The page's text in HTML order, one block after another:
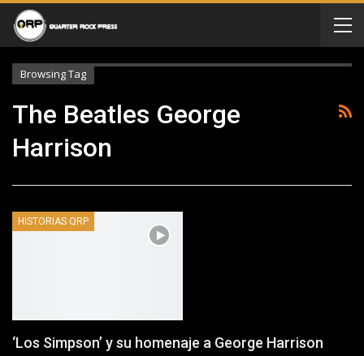
Browsing Tag
The Beatles George
Harrison
HISTORIAS QRP
‘Los Simpson’ y su homenaje a George Harrison